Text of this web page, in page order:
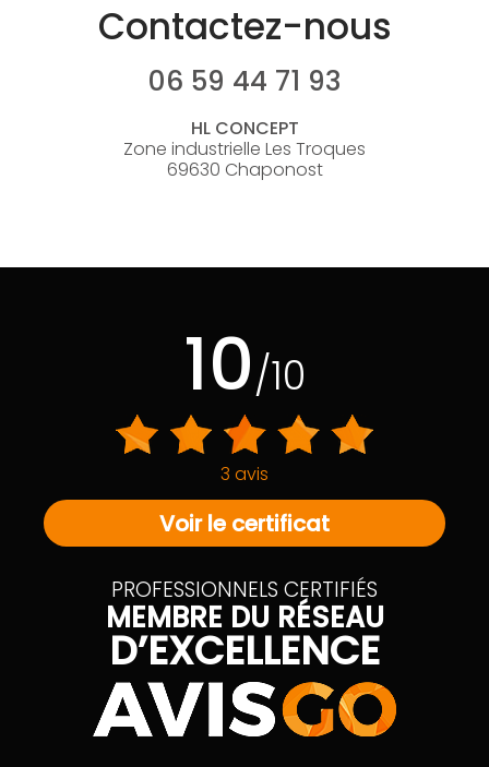
Contactez-nous
06 59 44 71 93
HL CONCEPT
Zone industrielle Les Troques
69630 Chaponost
10/10
3 avis
Voir le certificat
PROFESSIONNELS CERTIFIÉS
MEMBRE DU RÉSEAU
D’EXCELLENCE